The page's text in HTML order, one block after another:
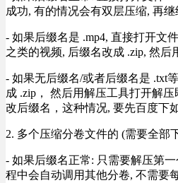
成功, 有的情况会有双层压缩, 再
- 如果后缀名是 .mp4, 直接打开文
之类的视频, 后缀名改成 .zip, 然后
- 如果无后缀名/或者后缀名是 .txt
成 .zip， 然后用解压工具打开解
改后缀名，这种情况, 要先百度下
2. 多个压缩分卷文件的 (需要全部
- 如果后缀名正常: 只需要解压第
程中会自动调用其他分卷, 不需要